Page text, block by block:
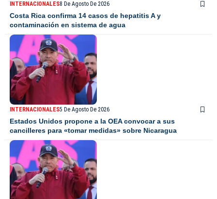
INTERNACIONALES8 De Agosto De 2026
Costa Rica confirma 14 casos de hepatitis A y
contaminación en sistema de agua
INTERNACIONALES5 De Agosto De 2026
Estados Unidos propone a la OEA convocar a sus
cancilleres para «tomar medidas» sobre Nicaragua